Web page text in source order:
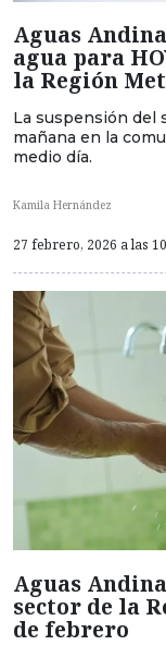
Aguas
agua para
la Región
La suspensión del
mañana en la
medio día.
Kamila Hernández
27 febrero, 2026 a las
Aguas
sector de la
de febrero